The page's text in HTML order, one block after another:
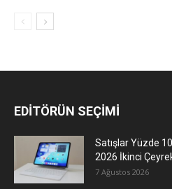
EDİTÖRÜN SEÇİMİ
Satışlar Yüzde
2026 İkinci
7 Ağustos 2026